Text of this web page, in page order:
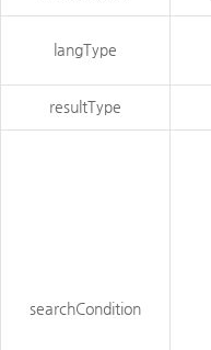
langType
resultType
searchCondition